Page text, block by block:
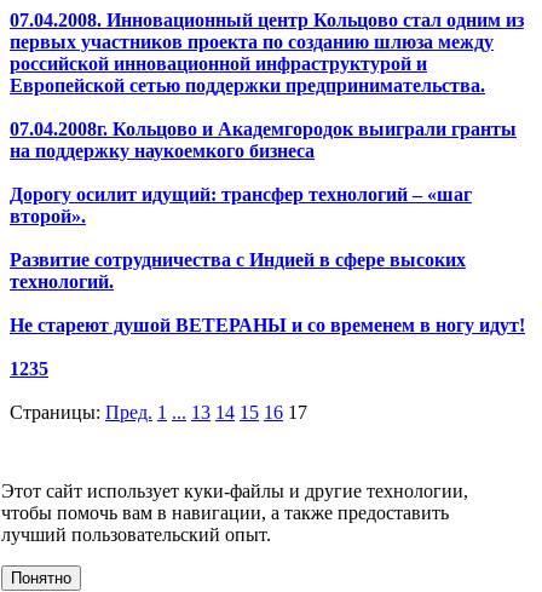
07.04.2008. Инновационный центр Кольцово стал одним из
первых участников проекта по созданию шлюза между
российской инновационной инфраструктурой и
Европейской сетью поддержки предпринимательства.
07.04.2008г. Кольцово и Академгородок выиграли гранты
на поддержку наукоемкого бизнеса
Дорогу осилит идущий: трансфер технологий – «шаг
второй».
Развитие сотрудничества с Индией в сфере высоких
технологий.
Не стареют душой ВЕТЕРАНЫ и со временем в ногу идут!
1235
Страницы: Пред. 1 ... 13 14 15 16 17
О компании
УСЛУГИ
События
Клиенты
МЕРОПРИЯТИЯ
Этот сайт использует куки-файлы и другие технологии,
чтобы помочь вам в навигации, а также предоставить
лучший пользовательский опыт.
Понятно